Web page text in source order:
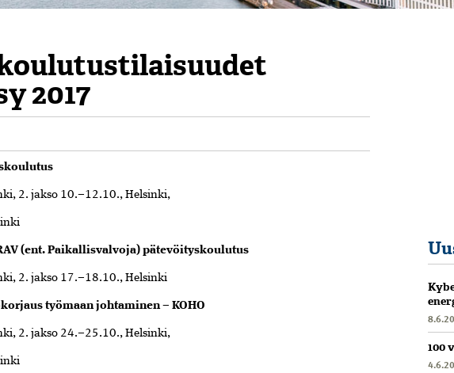
2017
2. jakso 10.–12.10., Helsinki,
(ent. Paikallisvalvoja) pätevöityskoulutus
2. jakso 17.–18.10., Helsinki
työmaan johtaminen – KOHO
2. jakso 24.–25.10., Helsinki,
100